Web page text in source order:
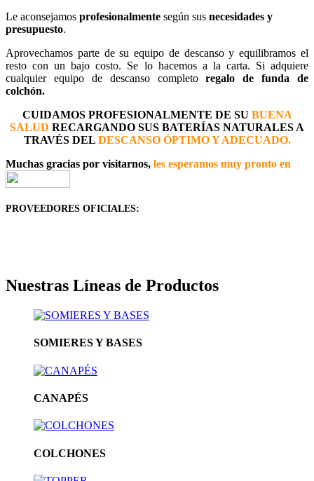
Le aconsejamos profesionalmente según sus necesidades y
presupuesto.
Aprovechamos parte de su equipo de descanso y equilibramos el
resto con un bajo costo. Se lo hacemos a la carta. Si adquiere
cualquier equipo de descanso completoregalo de funda de
colchón.
CUIDAMOS PROFESIONALMENTE DE SU BUENA
SALUD RECARGANDO SUS BATERÍAS NATURALES A
TRAVÉS DEL DESCANSO ÓPTIMO Y ADECUADO.
Muchas gracias por visitarnos, les esperamos muy pronto en
PROVEEDORES OFICIALES:
Nuestras Lí­neas de Productos
SOMIERES Y BASES
CANAPÉS
COLCHONES